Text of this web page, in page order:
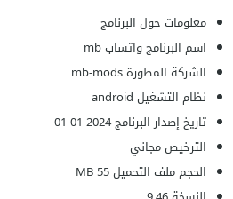
معلومات حول البرنامج
اسم البرنامج واتساب mb
الشركة المطورة mb-mods
نظام التشغيل android
تاريخ إصدار البرنامج 2024-01-01
الترخيص مجاني
الحجم ملف التحميل 55 MB